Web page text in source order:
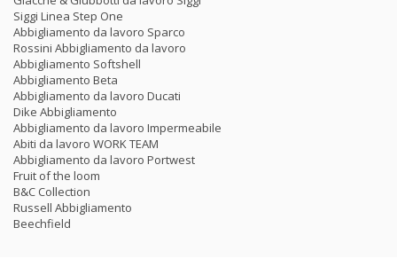
Siggi Linea Step One
Abbigliamento da lavoro Sparco
Rossini Abbigliamento da lavoro
Abbigliamento Softshell
Abbigliamento Beta
Abbigliamento da lavoro Ducati
Dike Abbigliamento
Abbigliamento da lavoro Impermeabile
Abiti da lavoro WORK TEAM
Abbigliamento da lavoro Portwest
Fruit of the loom
B&C Collection
Russell Abbigliamento
Beechfield